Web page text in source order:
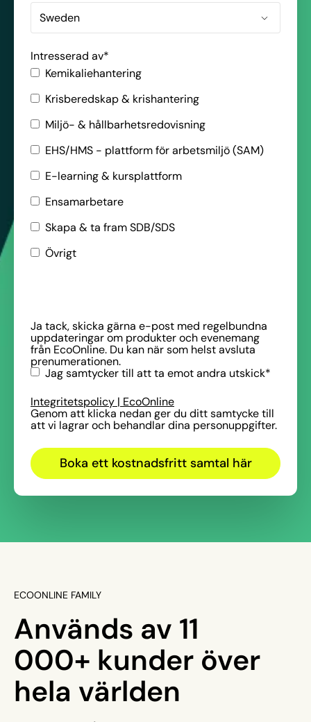
Intresserad av*
Kemikaliehantering
Krisberedskap & krishantering
Miljö- & hållbarhetsredovisning
EHS/HMS - plattform för arbetsmiljö (SAM)
E-learning & kursplattform
Ensamarbetare
Skapa & ta fram SDB/SDS
Övrigt
Ja tack, skicka gärna e-post med regelbundna
uppdateringar om produkter och evenemang
från EcoOnline. Du kan när som helst avsluta
prenumerationen.
Jag samtycker till att ta emot andra utskick*
Integritetspolicy | EcoOnline
Genom att klicka nedan ger du ditt samtycke till
att vi lagrar och behandlar dina personuppgifter.
ECOONLINE FAMILY
Används av 11
000+ kunder över
hela världen